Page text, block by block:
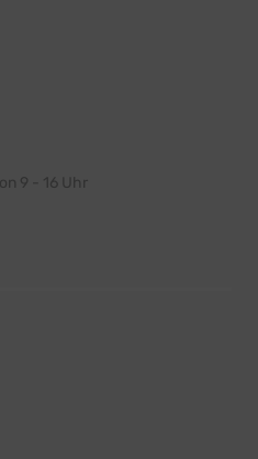
9 - 16 Uhr